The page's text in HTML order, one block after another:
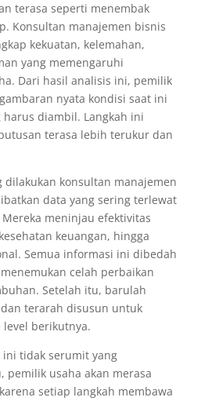
terasa seperti menembak
Konsultan manajemen bisnis
kekuatan, kelemahan,
yang memengaruhi
Dari hasil analisis ini, pemilik
nyata kondisi saat ini
harus diambil. Langkah ini
terasa lebih terukur dan
dilakukan konsultan manajemen
data yang sering terlewat
meninjau efektivitas
keuangan, hingga
Semua informasi ini dibedah
celah perbaikan
Setelah itu, barulah
terarah disusun untuk
level berikutnya.
ini tidak serumit yang
pemilik usaha akan merasa
setiap langkah membawa